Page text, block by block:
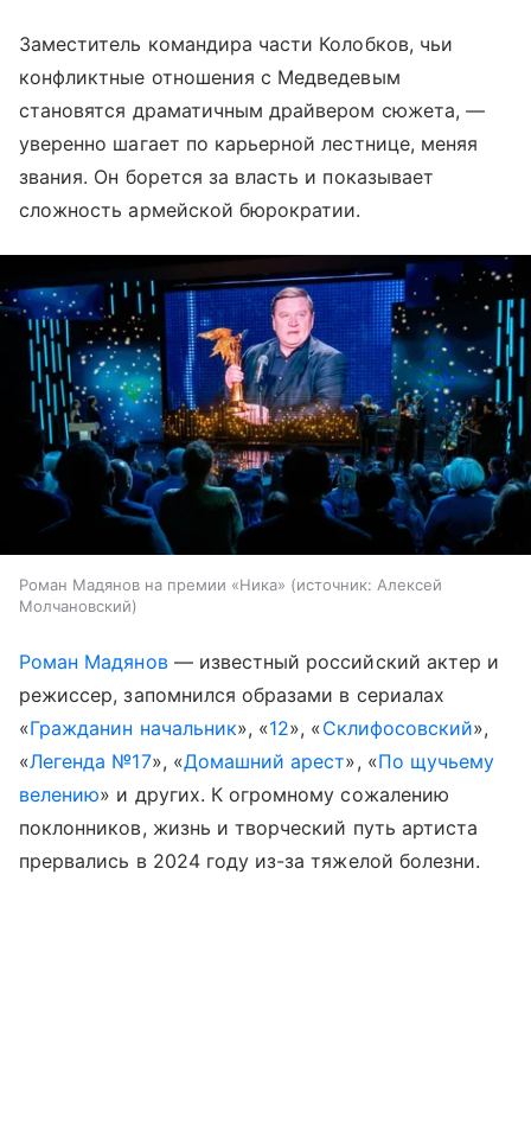
Заместитель командира части Колобков, чьи
конфликтные отношения с Медведевым
становятся драматичным драйвером сюжета, —
уверенно шагает по карьерной лестнице, меняя
звания. Он борется за власть и показывает
сложность армейской бюрократии.
Роман Мадянов на премии «Ника» источник: Алексей
Молчановский
Роман Мадянов— известный российский актер и
режиссер, запомнился образами в сериалах
«Гражданин начальник», «12», «Склифосовский»,
«Легенда №17», «Домашний арест», «По щучьему
велению» и других. К огромному сожалению
поклонников, жизнь и творческий путь артиста
прервались в 2024 году из-за тяжелой болезни.